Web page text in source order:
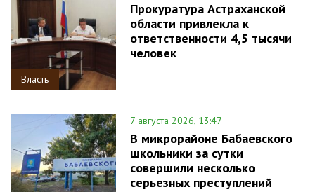
Власть
Прокуратура Астраханской
области привлекла к
ответственности 4,5 тысячи
человек
7 августа 2026, 13:47
В микрорайоне Бабаевского
школьники за сутки
совершили несколько
серьезных преступлений